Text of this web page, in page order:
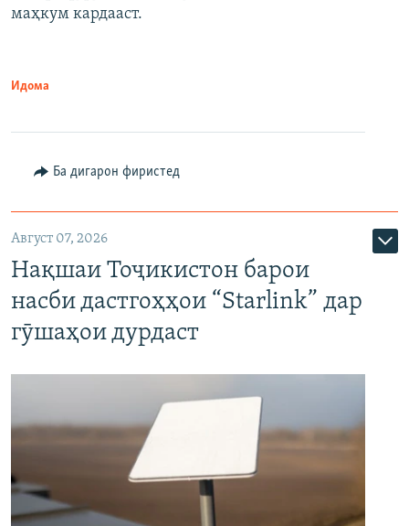
маҳкум кардааст.
Идома
Ба дигарон фиристед
Август 07, 2026
Нақшаи Тоҷикистон барои
насби дастгоҳҳои “Starlink” дар
гӯшаҳои дурдаст